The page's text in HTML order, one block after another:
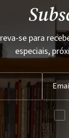
se para
especiais,